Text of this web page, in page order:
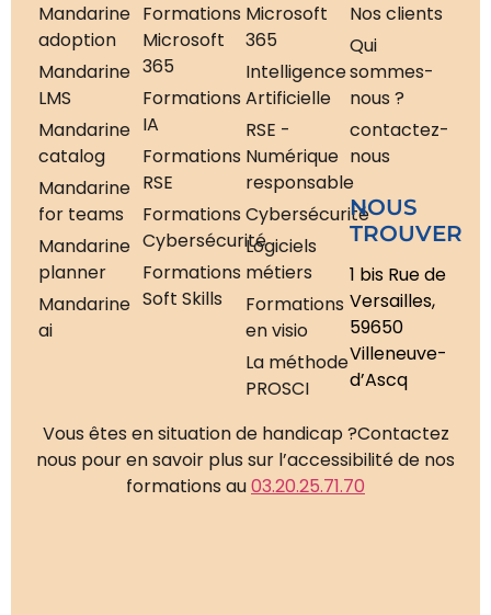
Mandarine
adoption
Mandarine
LMS
Mandarine
catalog
Mandarine
for teams
Mandarine
planner
Mandarine
ai
Formations
Microsoft
365
Formations
IA
Formations
RSE
Formations
Cybersécurité
Formations
Soft Skills
Microsoft
365
Intelligence
Artificielle
RSE -
Numérique
responsable
Cybersécurité
Logiciels
métiers
Formations
en visio
La méthode
PROSCI
Nos clients
Qui
sommes-
nous ?
contactez-
nous
NOUS
TROUVER
1 bis Rue de
Versailles,
59650
Villeneuve-
d’Ascq
Vous êtes en situation de handicap ?Contactez
nous pour en savoir plus sur l’accessibilité de nos
formations au03.20.25.71.70